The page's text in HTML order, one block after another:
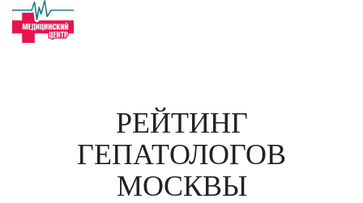
РЕЙТИНГ
ГЕПАТОЛОГОВ
МОСКВЫ